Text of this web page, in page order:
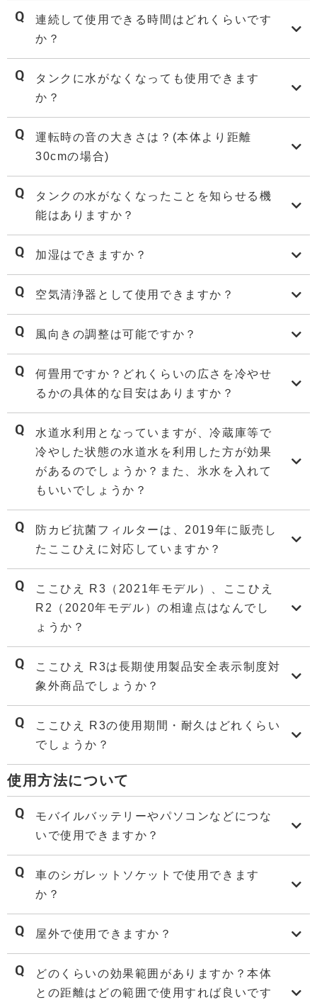
連続して使用できる時間はどれくらいです
か？
タンクに水がなくなっても使用できます
か？
運転時の音の大きさは？(本体より距離
30cmの場合)
タンクの水がなくなったことを知らせる機
能はありますか？
加湿はできますか？
空気清浄器として使用できますか？
風向きの調整は可能ですか？
何畳用ですか？どれくらいの広さを冷やせ
るかの具体的な目安はありますか？
水道水利用となっていますが、冷蔵庫等で
冷やした状態の水道水を利用した方が効果
があるのでしょうか？また、氷水を入れて
もいいでしょうか？
防カビ抗菌フィルターは、2019年に販売し
たここひえに対応していますか？
ここひえ R3（2021年モデル）、ここひえ
R2（2020年モデル）の相違点はなんでし
ょうか？
ここひえ R3は長期使用製品安全表示制度対
象外商品でしょうか？
ここひえ R3の使用期間・耐久はどれくらい
でしょうか？
使用方法について
モバイルバッテリーやパソコンなどにつな
いで使用できますか？
車のシガレットソケットで使用できます
か？
屋外で使用できますか？
どのくらいの効果範囲がありますか？本体
との距離はどの範囲で使用すれば良いです